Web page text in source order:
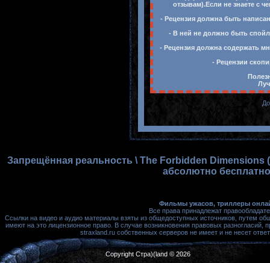
отзывам).Если не знаете с
- Рецензия должна быть
- В ней не должно быть
- Рецензия должна содержать
- Рецензии
Запрещённая реальность \ The Forbidden
абсолютно
Фильмы ужасов, триллеры
Все права принадлежат
Ссылки на видео и аудио материалы взяты из общедоступных источников, путем
имеют на это лицензионное право. В случае возникновения правовых
straxland.ru собственных серверов не имеет и не несет
Copyright Стра)(land © 2026